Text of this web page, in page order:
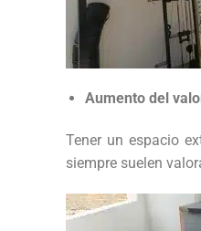
Aumento del
Tener un espacio
siempre suelen